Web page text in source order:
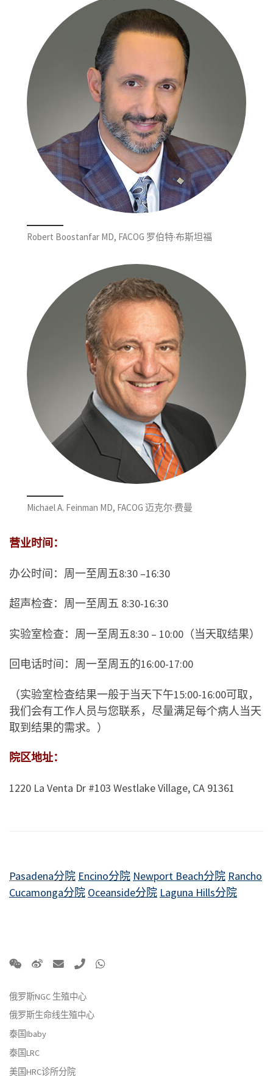
Robert Boostanfar MD, FACOG 罗伯特·布斯坦福
Michael A. Feinman MD, FACOG 迈克尔·费曼
营业时间：
办公时间：周一至周五8:30 –16:30
超声检查：周一至周五 8:30-16:30
实验室检查：周一至周五8:30 – 10:00（当天取结果）
回电话时间：周一至周五的16:00-17:00
（实验室检查结果一般于当天下午15:00-16:00可取，
我们会有工作人员与您联系，尽量满足每个病人当天
取到结果的需求。）
院区地址：
1220 La Venta Dr #103 Westlake Village, CA 91361
Pasadena分院 Encino分院 Newport Beach分院 Rancho
Cucamonga分院 Oceanside分院 Laguna Hills分院
俄罗斯NGC 生殖中心
俄罗斯生命线生殖中心
泰国Ibaby
泰国LRC
美国HRC诊所分院